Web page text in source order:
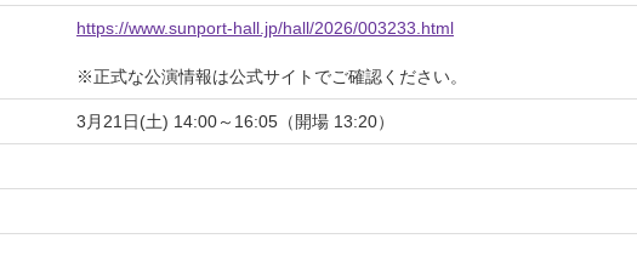
https://www.sunport-hall.jp/hall/2026/003233.html
※正式な公演情報は公式サイトでご確認ください。
3月21日(土) 14:00～16:05（開場 13:20）